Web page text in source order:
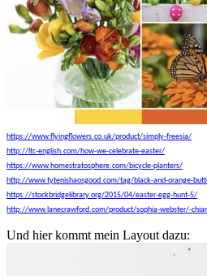
https://www.flyingflowers.co.uk/product/simply-freesia/
http://ltc-english.com/how-we-celebrate-easter/
https://www.homestratosphere.com/bicycle-planters/
http://www.tytenishaosgood.com/tag/black-and-orange-
https://stockbridgelibrary.org/2015/04/easter-egg-hunt-5/
http://www.lanecrawford.com/product/sophia-webster/-
Und hier kommt mein Layout dazu: